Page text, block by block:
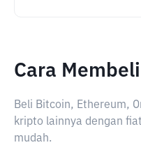
Cara
Beli Bitcoin, Ethereum,
kripto lainnya dengan
mudah.